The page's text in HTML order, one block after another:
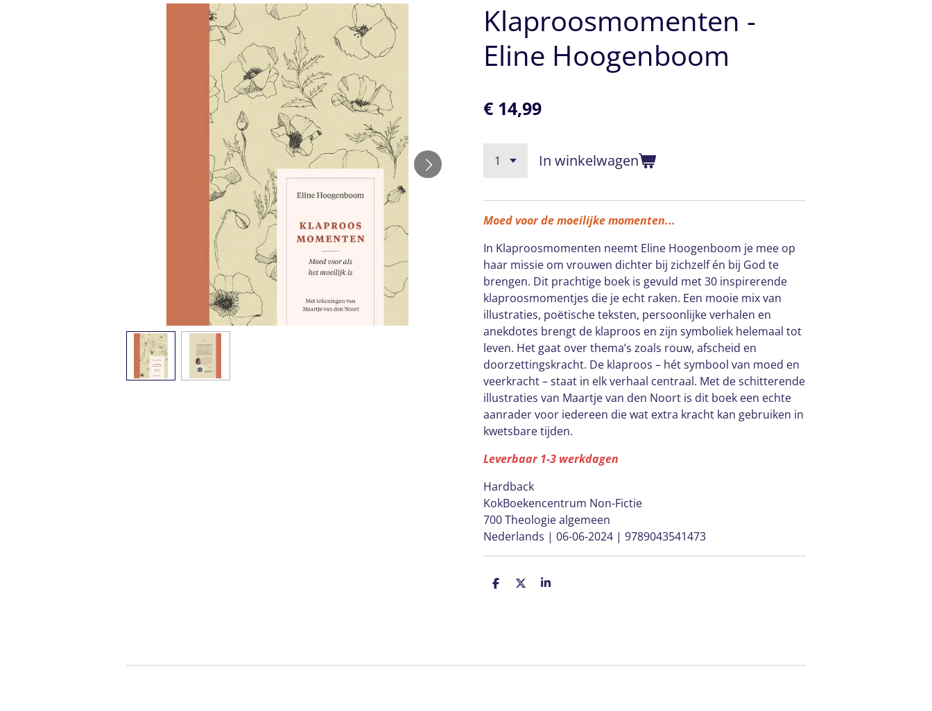
Klaproosmomenten -
Eline Hoogenboom
€ 14,99
In winkelwagen
Moed voor de moeilijke momenten...
In Klaproosmomenten neemt Eline Hoogenboom je mee op
haar missie om vrouwen dichter bij zichzelf én bij God te
brengen. Dit prachtige boek is gevuld met 30 inspirerende
klaproosmomentjes die je echt raken. Een mooie mix van
illustraties, poëtische teksten, persoonlijke verhalen en
anekdotes brengt de klaproos en zijn symboliek helemaal tot
leven. Het gaat over thema’s zoals rouw, afscheid en
doorzettingskracht. De klaproos – hét symbool van moed en
veerkracht – staat in elk verhaal centraal. Met de schitterende
illustraties van Maartje van den Noort is dit boek een echte
aanrader voor iedereen die wat extra kracht kan gebruiken in
kwetsbare tijden.
Leverbaar 1-3 werkdagen
Hardback
KokBoekencentrum Non-Fictie
700 Theologie algemeen
Nederlands | 06-06-2024 | 9789043541473
D
D
S